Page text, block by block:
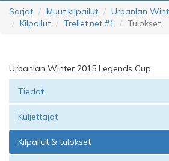
Sarjat Muut kilpailut
Urbanlan
Kilpailut
Trellet.net #1 Tulokset
Urbanlan Winter 2015 Legends Cup
Tiedot
Kuljettajat
Kilpailut & tulokset